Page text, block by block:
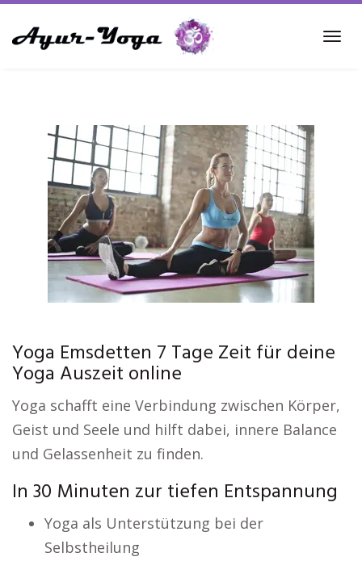
to
Yoga Emsdetten 7 Tage Zeit für deine
Yoga Auszeit online
Yoga schafft eine Verbindung zwischen Körper,
Geist und Seele und hilft dabei, innere Balance
und Gelassenheit zu finden.
In 30 Minuten zur tiefen Entspannung
Yoga als Unterstützung bei der
Selbstheilung